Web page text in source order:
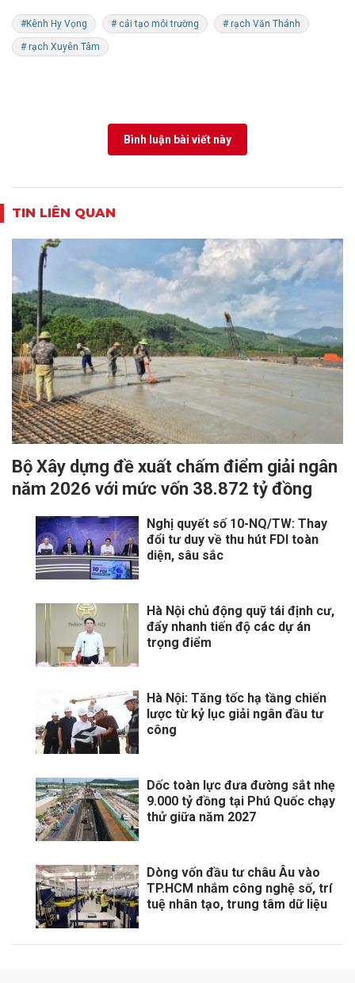
#Kênh Hy Vọng # cải tạo môi trường # rạch Văn Thánh
# rạch Xuyên Tâm
Bình luận bài viết này
TIN LIÊN QUAN
Bộ Xây dựng đề xuất chấm điểm giải ngân
năm 2026 với mức vốn 38.872 tỷ đồng
Nghị quyết số 10-NQ/TW: Thay
đổi tư duy về thu hút FDI toàn
diện, sâu sắc
Hà Nội chủ động quỹ tái định cư,
đẩy nhanh tiến độ các dự án
trọng điểm
Hà Nội: Tăng tốc hạ tầng chiến
lược từ kỷ lục giải ngân đầu tư
công
Dốc toàn lực đưa đường sắt nhẹ
9.000 tỷ đồng tại Phú Quốc chạy
thử giữa năm 2027
Dòng vốn đầu tư châu Âu vào
TP.HCM nhắm công nghệ số, trí
tuệ nhân tạo, trung tâm dữ liệu